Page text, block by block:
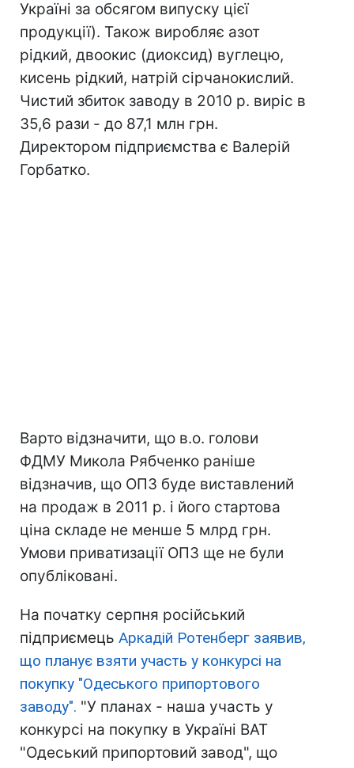
Україні за обсягом випуску цієї
продукції). Також виробляє азот
рідкий, двоокис (диоксид) вуглецю,
кисень рідкий, натрій сірчанокислий.
Чистий збиток заводу в 2010 р. виріс в
35,6 рази - до 87,1 млн грн.
Директором підприємства є Валерій
Горбатко.
Варто відзначити, що в.о. голови
ФДМУ Микола Рябченко раніше
відзначив, що ОПЗ буде виставлений
на продаж в 2011 р. і його стартова
ціна складе не менше 5 млрд грн.
Умови приватизації ОПЗ ще не були
опубліковані.
На початку серпня російський
підприємець Аркадій Ротенберг заявив,
що планує взяти участь у конкурсі на
покупку "Одеського припортового
заводу". "У планах - наша участь у
конкурсі на покупку в Україні ВАТ
"Одеський припортовий завод", що